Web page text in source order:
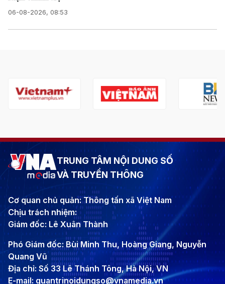
06-08-2026, 08:53
TRUNG TÂM NỘI DUNG SỐ
VÀ TRUYỀN THÔNG
Cơ quan chủ quản: Thông tấn xã Việt Nam
Chịu trách nhiệm:
Giám đốc: Lê Xuân Thành
Phó Giám đốc: Bùi Minh Thu, Hoàng Giang, Nguyễn
Quang Vũ
Địa chỉ: Số 33 Lê Thánh Tông, Hà Nội, VN
E-mail: quantrinoidungso@vnamedia.vn